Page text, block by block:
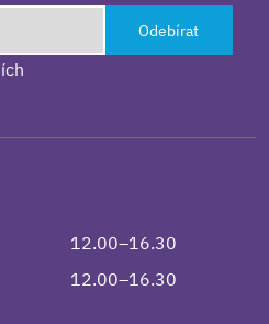
Odebírat
12.00–16.30
12.00–16.30